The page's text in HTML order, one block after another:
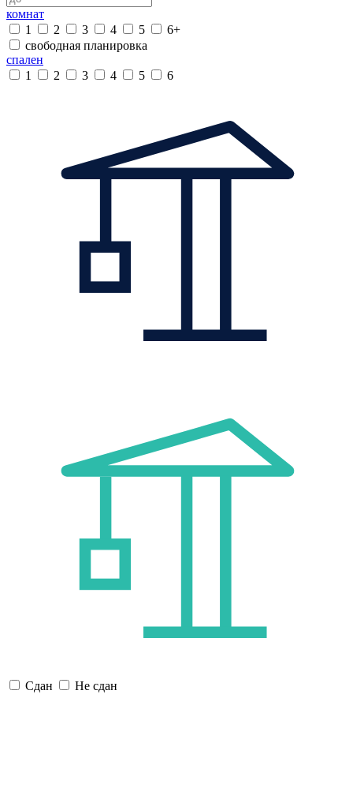
комнат
1
2 3 4 5
6+
свободная планировка
спален
1
2 3 4 5 6
Сдан Не сдан